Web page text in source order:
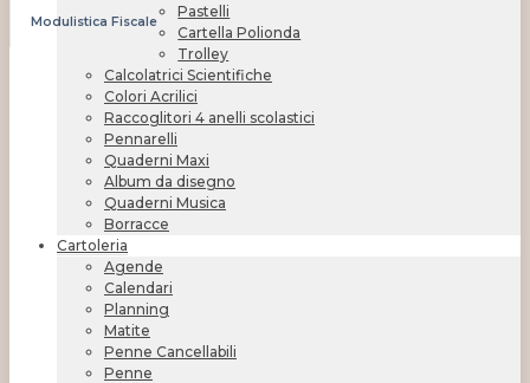
Modulistica Fiscale
Pastelli
Cartella Polionda
Trolley
Calcolatrici Scientifiche
Colori Acrilici
Raccoglitori 4 anelli scolastici
Pennarelli
Quaderni Maxi
Album da disegno
Quaderni Musica
Borracce
Cartoleria
Agende
Calendari
Planning
Matite
Penne Cancellabili
Penne